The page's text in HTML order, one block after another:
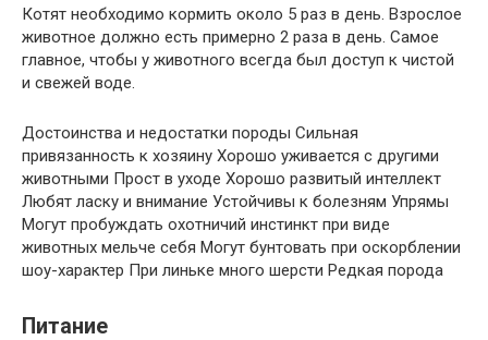
Котят необходимо кормить около 5 раз в день. Взрослое
животное должно есть примерно 2 раза в день. Самое
главное, чтобы у животного всегда был доступ к чистой
и свежей воде.
Достоинства и недостатки породы Сильная
привязанность к хозяину Хорошо уживается с другими
животными Прост в уходе Хорошо развитый интеллект
Любят ласку и внимание Устойчивы к болезням Упрямы
Могут пробуждать охотничий инстинкт при виде
животных мельче себя Могут бунтовать при оскорблении
шоу-характер При линьке много шерсти Редкая порода
Питание